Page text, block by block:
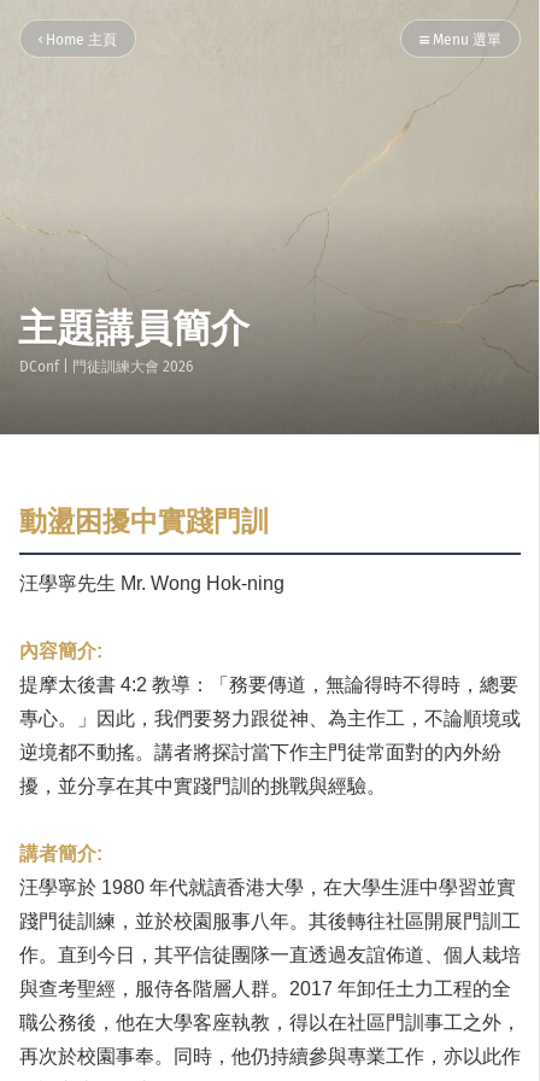
Home 主頁 Menu 選單
主題講員簡介
DConf | 門徒訓練大會 2026
動盪困擾中實踐門訓
汪學寧先生 Mr. Wong Hok-ning
內容簡介:
提摩太後書 4:2 教導：「務要傳道，無論得時不得時，總要
專心。」因此，我們要努力跟從神、為主作工，不論順境或
逆境都不動搖。講者將探討當下作主門徒常面對的內外紛
擾，並分享在其中實踐門訓的挑戰與經驗。
講者簡介:
汪學寧於 1980 年代就讀香港大學，在大學生涯中學習並實
踐門徒訓練，並於校園服事八年。其後轉往社區開展門訓工
作。直到今日，其平信徒團隊一直透過友誼佈道、個人栽培
與查考聖經，服侍各階層人群。2017 年卸任土力工程的全
職公務後，他在大學客座執教，得以在社區門訓事工之外，
再次於校園事奉。同時，他仍持續參與專業工作，亦以此作